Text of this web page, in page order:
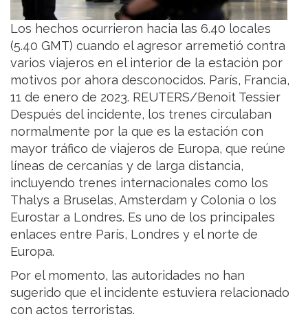
Los hechos ocurrieron hacia las 6.40 locales
(5.40 GMT) cuando el agresor arremetió contra
varios viajeros en el interior de la estación por
motivos por ahora desconocidos. París, Francia,
11 de enero de 2023. REUTERS/Benoit Tessier
Después del incidente, los trenes circulaban
normalmente por la que es la estación con
mayor tráfico de viajeros de Europa, que reúne
líneas de cercanías y de larga distancia,
incluyendo trenes internacionales como los
Thalys a Bruselas, Amsterdam y Colonia o los
Eurostar a Londres. Es uno de los principales
enlaces entre París, Londres y el norte de
Europa.
Por el momento, las autoridades no han
sugerido que el incidente estuviera relacionado
con actos terroristas.